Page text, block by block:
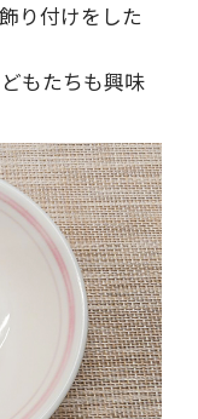
り付けをした
もたちも興味